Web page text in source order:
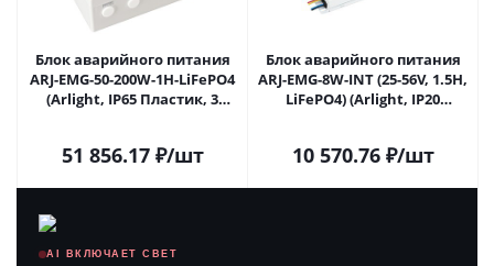
Блок аварийного питания
ARJ-EMG-50-200W-1H-LiFePO4
(Arlight, IP65 Пластик, 3
51 856.17₽/шт
Блок аварийного питания
ARJ-EMG-8W-INT (25-56V, 1.5H,
LiFePO4) (Arlight, IP20
10 570.76₽/шт
AI ВКЛЮЧАЕТ СВЕТ